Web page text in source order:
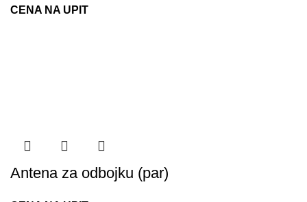
CENA NA UPIT
Antena za odbojku (par)